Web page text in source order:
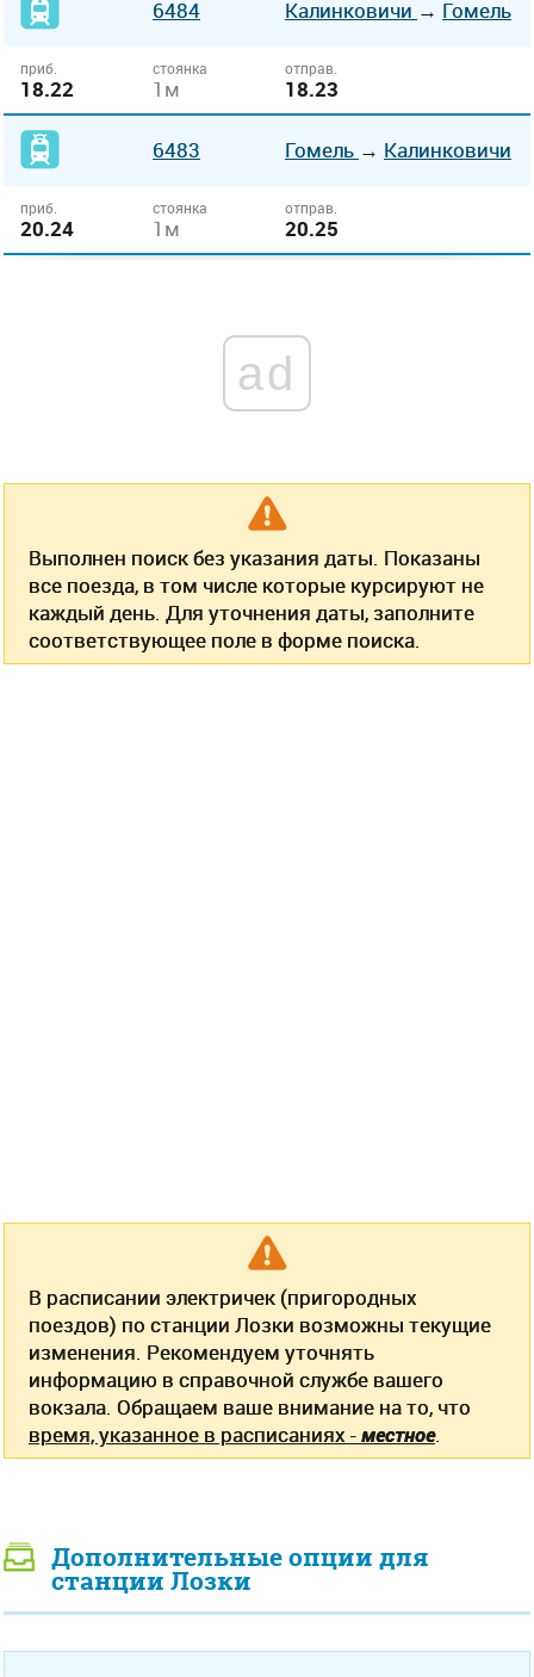
6484 Калинковичи → Гомель
приб.
18.22
стоянка
1м
отправ.
18.23
6483 Гомель → Калинковичи
приб.
20.24
стоянка
1м
отправ.
20.25
ad
Выполнен поиск без указания даты. Показаны
все поезда, в том числе которые курсируют не
каждый день. Для уточнения даты, заполните
соответствующее поле в форме поиска.
В расписании электричек (пригородных
поездов) по станции Лозки возможны текущие
изменения. Рекомендуем уточнять
информацию в справочной службе вашего
вокзала. Обращаем ваше внимание на то, что
время, указанное в расписаниях -местное.
Дополнительные опции для
станции Лозки